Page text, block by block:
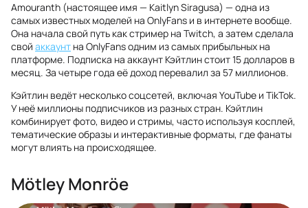
Amouranth (настоящее имя — Kaitlyn Siragusa) — одна из
самых известных моделей на OnlyFans и в интернете вообще.
Она начала свой путь как стример на Twitch, а затем сделала
свой аккаунт на OnlyFans одним из самых прибыльных на
платформе. Подписка на аккаунт Кэйтлин стоит 15 долларов в
месяц. За четыре года её доход перевалил за 57 миллионов.
Кэйтлин ведёт несколько соцсетей, включая YouTube и TikTok.
У неё миллионы подписчиков из разных стран. Кэйтлин
комбинирует фото, видео и стримы, часто используя косплей,
тематические образы и интерактивные форматы, где фанаты
могут влиять на происходящее.
Mötley Monröe